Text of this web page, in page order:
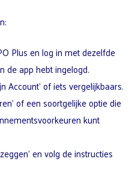
Plus en log in met dezelfde
de app hebt ingelogd.
Account’ of iets vergelijkbaars.
of een soortgelijke optie die
kunt
en volg de instructies